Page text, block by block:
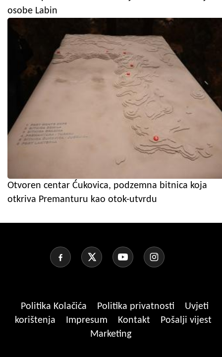
osobe Labin
Otvoren centar Ćukovica, podzemna bitnica koja
otkriva Premanturu kao otok-utvrdu
Politika Kolačića Politika privatnosti
Uvjeti
korištenja
Impresum Kontakt
Pošalji vijest
Marketing